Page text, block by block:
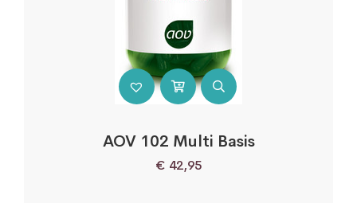
AOV 102 Multi Basis
€ 42,95